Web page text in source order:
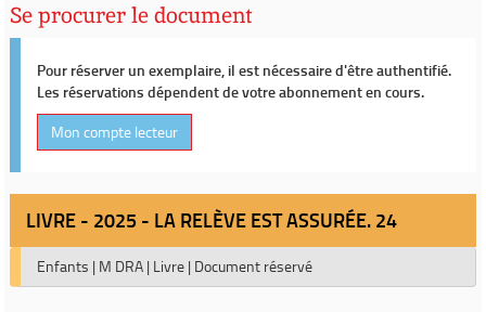
Se procurer le document
Pour réserver un exemplaire, il est nécessaire d'être authentifié.
Les réservations dépendent de votre abonnement en cours.
Mon compte lecteur
LIVRE - 2025 - LA RELÈVE EST ASSURÉE. 24
Enfants | M DRA | Livre | Document réservé